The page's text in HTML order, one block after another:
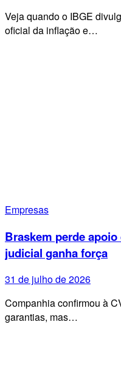
Veja quando o IBGE
oficial da inflação e…
Empresas
Braskem perde
judicial ganha força
31 de julho de 2026
Companhia confirmou à
garantias, mas…